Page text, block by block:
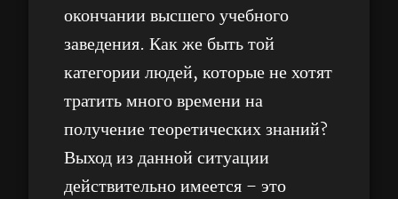
окончании высшего учебного
заведения. Как же быть той
категории людей, которые не хотят
тратить много времени на
получение теоретических знаний?
Выход из данной ситуации
действительно имеется – это